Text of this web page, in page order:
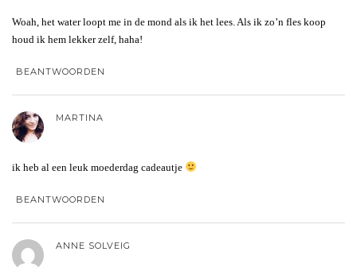
Woah, het water loopt me in de mond als ik het lees. Als ik zo’n fles koop
houd ik hem lekker zelf, haha!
BEANTWOORDEN
MARTINA
ik heb al een leuk moederdag cadeautje
BEANTWOORDEN
ANNE SOLVEIG